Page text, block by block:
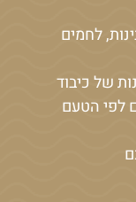
לחמים
של כיבוד
לפי הטעם